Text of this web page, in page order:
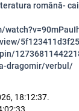
română-
dragomir/verbul/
18:12:37.